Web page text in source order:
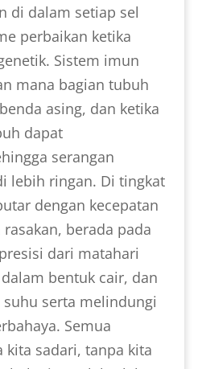
di dalam setiap sel
perbaikan ketika
Sistem imun
mana bagian tubuh
asing, dan ketika
dapat
serangan
lebih ringan. Di tingkat
dengan kecepatan
berada pada
dari matahari
bentuk cair, dan
serta melindungi
Semua
kita sadari, tanpa kita